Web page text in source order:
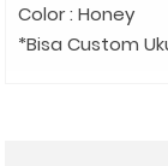
Color : Honey
*Bisa Custom